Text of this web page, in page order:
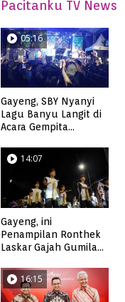
Pacitanku TV News
05:16
Gayeng, SBY Nyanyi
Lagu Banyu Langit di
Acara Gempita
14:07
Gayeng, ini
Penampilan Ronthek
Laskar Gajah Gumilap
16:15